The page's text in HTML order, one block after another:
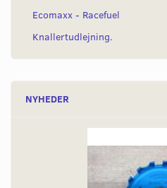
Ecomaxx - Racefuel
Knallertudlejning.
NYHEDER